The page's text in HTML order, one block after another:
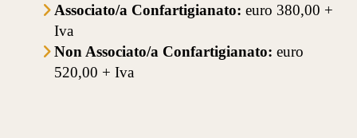
Associato/a Confartigianato: euro 380,00 +
Iva
Non Associato/a Confartigianato: euro
520,00 + Iva